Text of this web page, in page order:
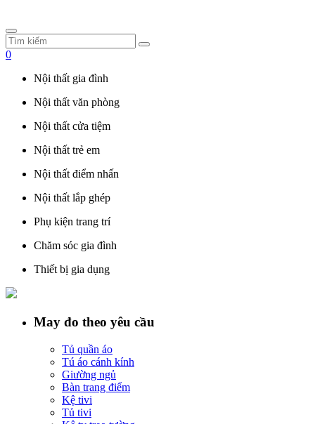
0
Nội thất gia đình
Nội thất văn phòng
Nội thất cửa tiệm
Nội thất trẻ em
Nội thất điểm nhấn
Nội thất lắp ghép
Phụ kiện trang trí
Chăm sóc gia đình
Thiết bị gia dụng
May đo theo yêu cầu
Tủ quần áo
Tú áo cánh kính
Giường ngủ
Bàn trang điểm
Kệ tivi
Tủ tivi